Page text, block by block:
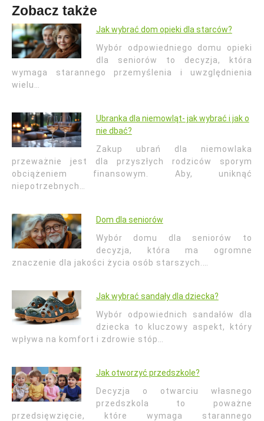
Zobacz także
Jak wybrać dom opieki dla starców?
Wybór odpowiedniego domu opieki
dla seniorów to decyzja, która
wymaga starannego przemyślenia i uwzględnienia
wielu…
Ubranka dla niemowląt- jak wybrać i jak o
nie dbać?
Zakup ubrań dla niemowlaka
przeważnie jest dla przyszłych rodziców sporym
obciążeniem finansowym. Aby, uniknąć
niepotrzebnych…
Dom dla seniorów
Wybór domu dla seniorów to
decyzja, która ma ogromne
znaczenie dla jakości życia osób starszych.…
Jak wybrać sandały dla dziecka?
Wybór odpowiednich sandałów dla
dziecka to kluczowy aspekt, który
wpływa na komfort i zdrowie stóp…
Jak otworzyć przedszkole?
Decyzja o otwarciu własnego
przedszkola to poważne
przedsięwzięcie, które wymaga starannego